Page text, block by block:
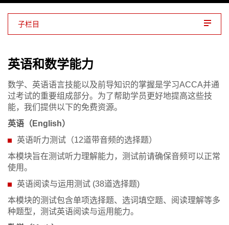
子栏目
英语和数学能力
数学、英语语言技能以及前导知识的掌握是学习ACCA并通
过考试的重要组成部分。为了帮助学员更好地提高这些技
能，我们提供以下的免费资源。
英语（English）
英语听力测试（12道带音频的选择题）
本模块旨在测试听力理解能力，测试前请确保音频可以正常
使用。
英语阅读与运用测试 (38道选择题)
本模块的测试包含单项选择题、选词填空题、阅读理解等多
种题型，测试英语阅读与运用能力。